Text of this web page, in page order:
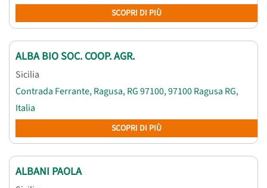
SCOPRI DI PIÙ
ALBA BIO SOC. COOP. AGR.
Sicilia
Contrada Ferrante, Ragusa, RG 97100, 97100 Ragusa RG,
Italia
SCOPRI DI PIÙ
ALBANI PAOLA